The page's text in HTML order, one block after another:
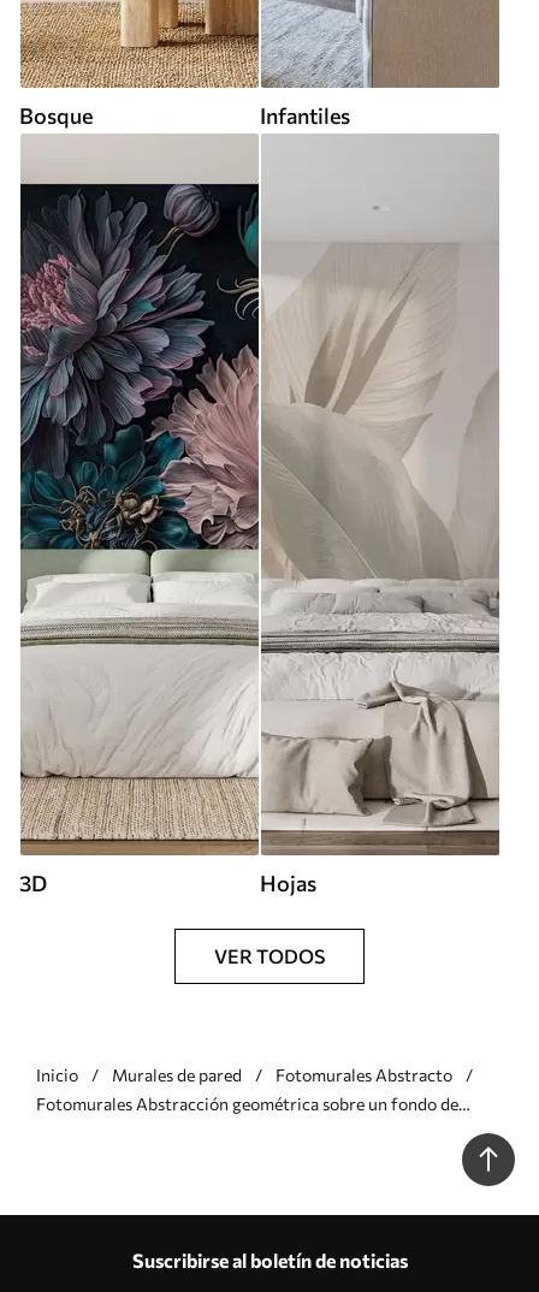
Bosque Infantiles
3D Hojas
VER TODOS
Inicio Murales de pared
Fotomurales Abstracto
Fotomurales Abstracción geométrica sobre un fondo de
Suscribirse al boletín de noticias